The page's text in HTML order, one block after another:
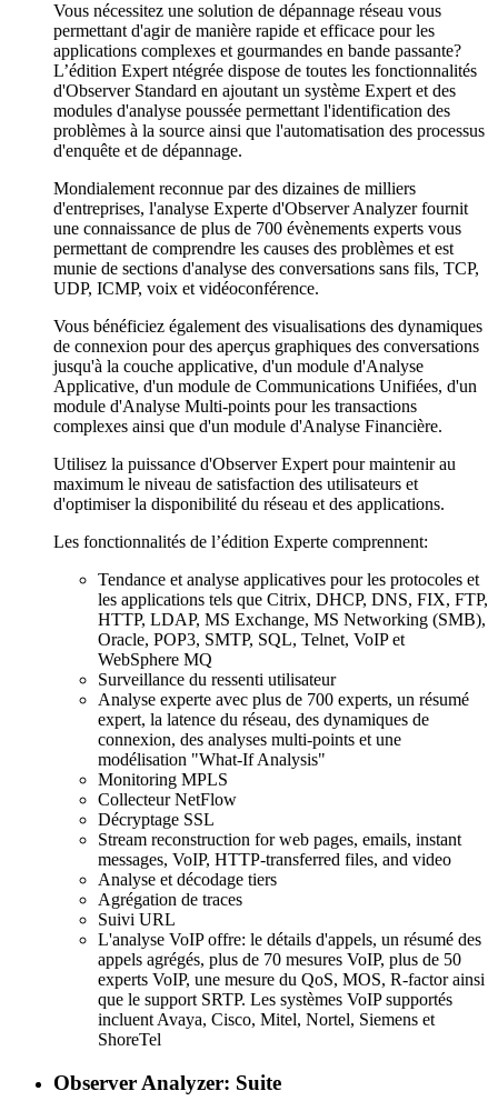
Vous nécessitez une solution de dépannage réseau vous
permettant d'agir de manière rapide et efficace pour les
applications complexes et gourmandes en bande passante?
L’édition Expert ntégrée dispose de toutes les fonctionnalités
d'Observer Standard en ajoutant un système Expert et des
modules d'analyse poussée permettant l'identification des
problèmes à la source ainsi que l'automatisation des processus
d'enquête et de dépannage.
Mondialement reconnue par des dizaines de milliers
d'entreprises, l'analyse Experte d'Observer Analyzer fournit
une connaissance de plus de 700 évènements experts vous
permettant de comprendre les causes des problèmes et est
munie de sections d'analyse des conversations sans fils, TCP,
UDP, ICMP, voix et vidéoconférence.
Vous bénéficiez également des visualisations des dynamiques
de connexion pour des aperçus graphiques des conversations
jusqu'à la couche applicative, d'un module d'Analyse
Applicative, d'un module de Communications Unifiées, d'un
module d'Analyse Multi-points pour les transactions
complexes ainsi que d'un module d'Analyse Financière.
Utilisez la puissance d'Observer Expert pour maintenir au
maximum le niveau de satisfaction des utilisateurs et
d'optimiser la disponibilité du réseau et des applications.
Les fonctionnalités de l’édition Experte comprennent:
Tendance et analyse applicatives pour les protocoles et
les applications tels que Citrix, DHCP, DNS, FIX, FTP,
HTTP, LDAP, MS Exchange, MS Networking (SMB),
Oracle, POP3, SMTP, SQL, Telnet, VoIP et
WebSphere MQ
Surveillance du ressenti utilisateur
Analyse experte avec plus de 700 experts, un résumé
expert, la latence du réseau, des dynamiques de
connexion, des analyses multi-points et une
modélisation "What-If Analysis"
Monitoring MPLS
Collecteur NetFlow
Décryptage SSL
Stream reconstruction for web pages, emails, instant
messages, VoIP, HTTP-transferred files, and video
Analyse et décodage tiers
Agrégation de traces
Suivi URL
L'analyse VoIP offre: le détails d'appels, un résumé des
appels agrégés, plus de 70 mesures VoIP, plus de 50
experts VoIP, une mesure du QoS, MOS, R-factor ainsi
que le support SRTP. Les systèmes VoIP supportés
incluent Avaya, Cisco, Mitel, Nortel, Siemens et
ShoreTel
Observer Analyzer: Suite